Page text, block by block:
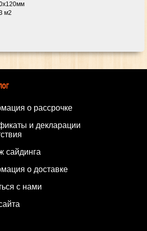
м2
о рассрочке
и декларации
сайдинга
о доставке
с нами